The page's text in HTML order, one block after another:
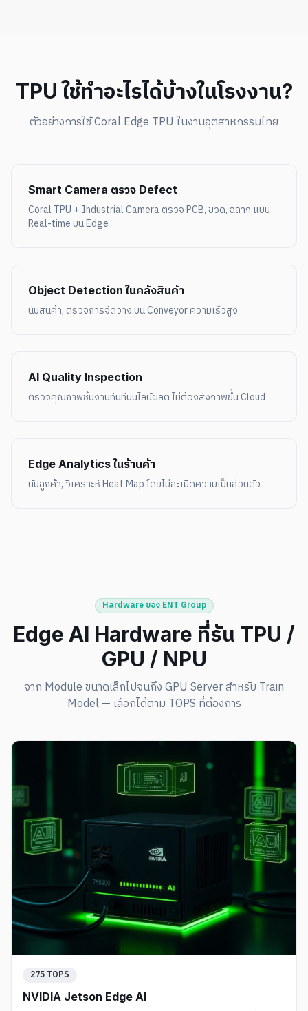
TPU ใช้ทำอะไรได้บ้างในโรงงาน?
ตัวอย่างการใช้ Coral Edge TPU ในงานอุตสาหกรรมไทย
Smart Camera ตรวจ Defect
Coral TPU + Industrial Camera ตรวจ PCB, ขวด, ฉลาก แบบ
Real-time บน Edge
Object Detection ในคลังสินค้า
นับสินค้า, ตรวจการจัดวาง บน Conveyor ความเร็วสูง
AI Quality Inspection
ตรวจคุณภาพชิ้นงานทันทีบนไลน์ผลิต ไม่ต้องส่งภาพขึ้น Cloud
Edge Analytics ในร้านค้า
นับลูกค้า, วิเคราะห์ Heat Map โดยไม่ละเมิดความเป็นส่วนตัว
Hardware ของ ENT Group
Edge AI Hardware ที่รัน TPU /
GPU / NPU
จาก Module ขนาดเล็กไปจนถึง GPU Server สำหรับ Train
Model — เลือกได้ตาม TOPS ที่ต้องการ
275 TOPS
NVIDIA Jetson Edge AI